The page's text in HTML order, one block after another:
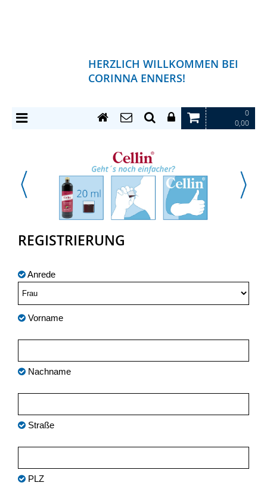
HERZLICH WILLKOMMEN BEI
CORINNA ENNERS!
0
0,00
REGISTRIERUNG
Anrede
Vorname
Nachname
Straße
PLZ